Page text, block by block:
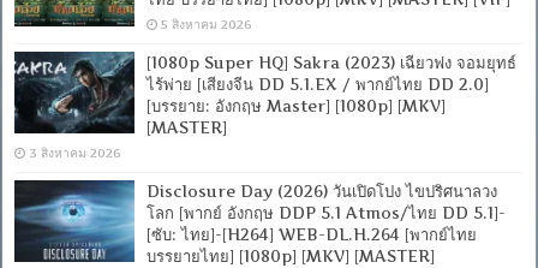
5 สิงหาคม 2026
[1080p Super HQ] Sakra (2023) เฉียวฟง จอมยุทธ์
ไร้พ่าย [เสียงจีน DD 5.1.EX / พากย์ไทย DD 2.0]
[บรรยาย: อังกฤษ Master] [1080p] [MKV]
[MASTER]
3 สิงหาคม 2026
Disclosure Day (2026) วันเปิดโปง ไขปริศนาลวง
โลก [พากย์ อังกฤษ DDP 5.1 Atmos/ไทย DD 5.1]-
[ซับ: ไทย]-[H264] WEB-DL.H.264 [พากย์ไทย
บรรยายไทย] [1080p] [MKV] [MASTER]